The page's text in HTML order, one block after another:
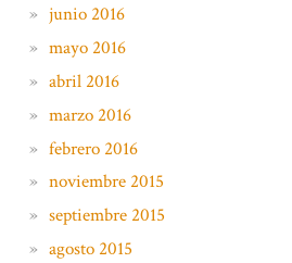
junio 2016
mayo 2016
abril 2016
marzo 2016
febrero 2016
noviembre 2015
septiembre 2015
agosto 2015